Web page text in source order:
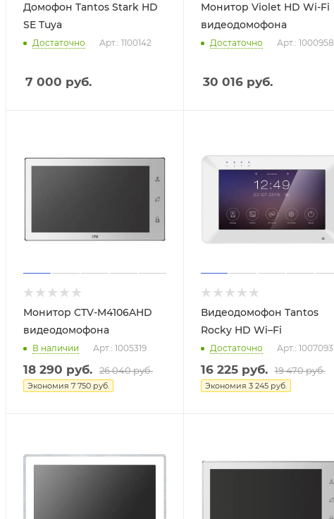
Домофон Tantos Stark HD
SE Tuya
Достаточно Арт.: 1100142
7 000 руб.
Монитор Violet HD Wi-Fi
видеодомофона
Достаточно Арт.: 1000958
30 016руб.
Монитор CTV-M4106AHD
видеодомофона
В наличии Арт.: 1005319
18 290 руб. 26 040руб.
Экономия 7 750 руб.
Видеодомофон Tantos
Rocky HD Wi–Fi
Достаточно Арт.: 1007093
16 225руб. 19 470руб.
Экономия 3 245руб.